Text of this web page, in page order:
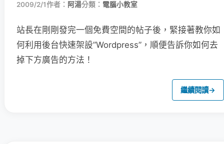
2009/2/1作者： 阿湯分類： 電腦小教室
站長在剛剛發完一個免費空間的帖子後，緊接著教你如
何利用後台快速架設”Wordpress”，順便告訴你如何去
掉下方廣告的方法！
繼續閱讀→